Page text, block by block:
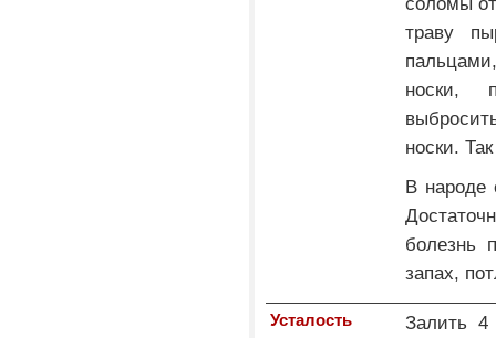
траву
носки,
носки.
В народе
болезнь
запах,
Усталость
Залить 4